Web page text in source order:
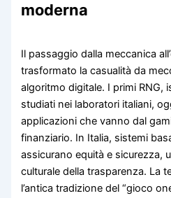
moderna
Il passaggio dalla meccanica
trasformato la casualità da
algoritmo digitale. I primi RNG,
studiati nei laboratori italiani,
applicazioni che vanno dal
finanziario. In Italia, sistemi
assicurano equità e sicurezza,
culturale della trasparenza. La
l’antica tradizione del “gioco